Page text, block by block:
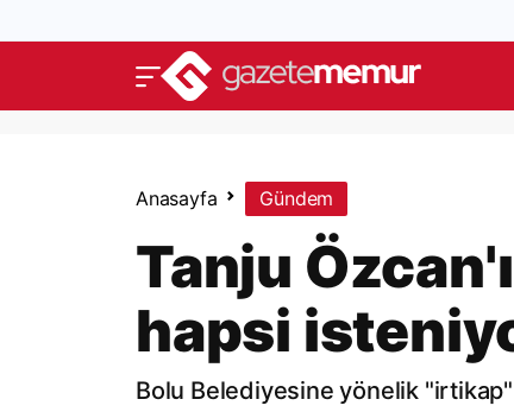
Anasayfa Gündem
Tanju
hapsi
Bolu Belediyesine yönelik